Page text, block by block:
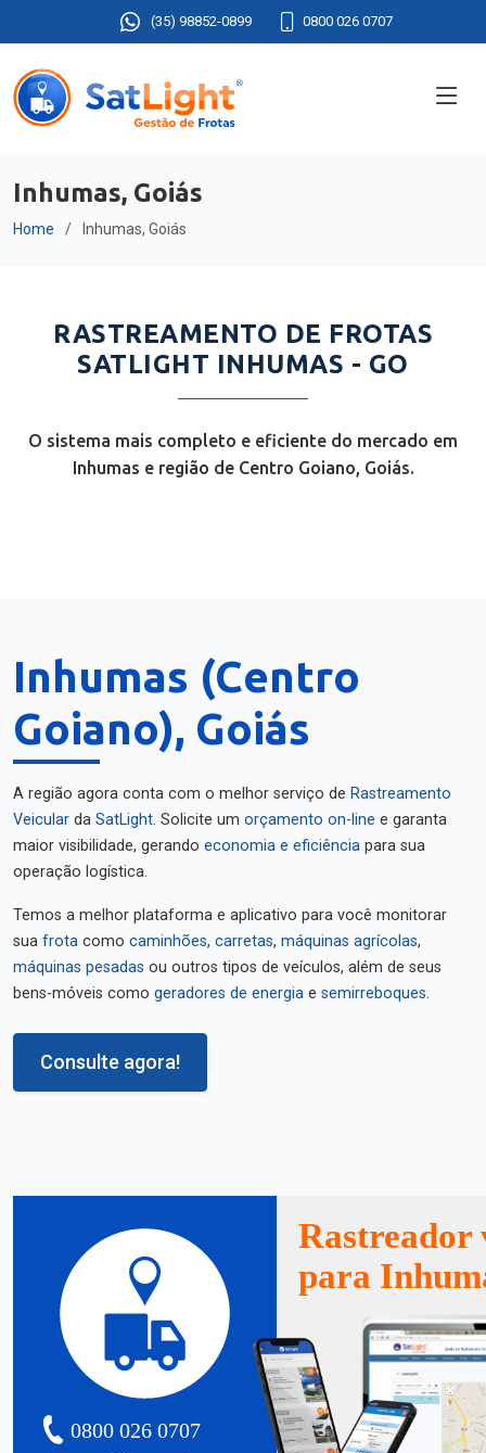
(35) 98852-0899 0800 026 0707
Inhumas, Goiás
Home Inhumas, Goiás
RASTREAMENTO DE FROTAS
SATLIGHT INHUMAS - GO
O sistema mais completo e eficiente do mercado em
Inhumas e região de Centro Goiano, Goiás.
Inhumas (Centro
Goiano), Goiás
A região agora conta com o melhor serviço de Rastreamento
Veicular da SatLight. Solicite um orçamento on-line e garanta
maior visibilidade, gerando economia e eficiência para sua
operação logística.
Temos a melhor plataforma e aplicativo para você monitorar
sua frota como caminhões, carretas, máquinas agrícolas,
máquinas pesadas ou outros tipos de veículos, além de seus
bens-móveis como geradores de energia e semirreboques.
Consulte agora!
0800 026 0707
Rastreador
para